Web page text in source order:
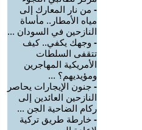
- من نار المعارك إلى
مياه الأمطار.. مأساة
النازحين في السودان ...
- وجهك يكفي.. كيف
تتقفى السلطات
الأمريكية المهاجرين
ومؤيديهم؟ ...
- جنون الإيجارات يحاصر
النازحين العائدين إلى
ركام الضاحية الجن ...
- خارطة طريق تركية